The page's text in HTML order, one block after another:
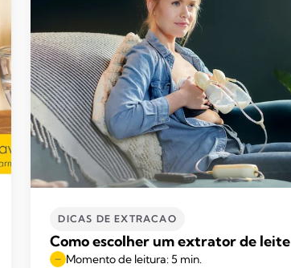
DICAS DE EXTRACAO
Como escolher um extrator de leite
Momento de leitura: 5 min.